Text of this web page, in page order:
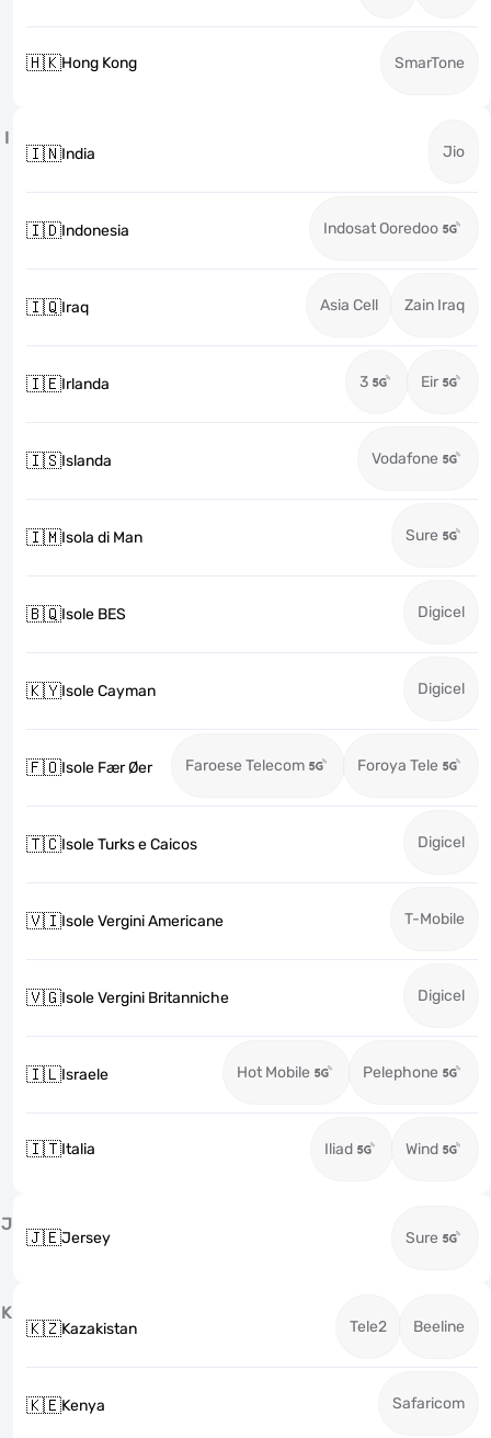
🇭🇰Hong Kong SmarTone
I
🇮🇳India Jio
🇮🇩Indonesia Indosat Ooredoo
🇮🇶Iraq Asia Cell Zain Iraq
🇮🇪Irlanda 3 Eir
🇮🇸Islanda Vodafone
🇮🇲Isola di Man Sure
🇧🇶Isole BES Digicel
🇰🇾Isole Cayman Digicel
🇫🇴Isole Fær Øer Faroese Telecom Foroya Tele
🇹🇨Isole Turks e Caicos Digicel
🇻🇮Isole Vergini Americane T-Mobile
🇻🇬Isole Vergini Britanniche Digicel
🇮🇱Israele Hot Mobile Pelephone
🇮🇹Italia Iliad Wind
J
🇯🇪Jersey Sure
K
🇰🇿Kazakistan Tele2 Beeline
🇰🇪Kenya Safaricom